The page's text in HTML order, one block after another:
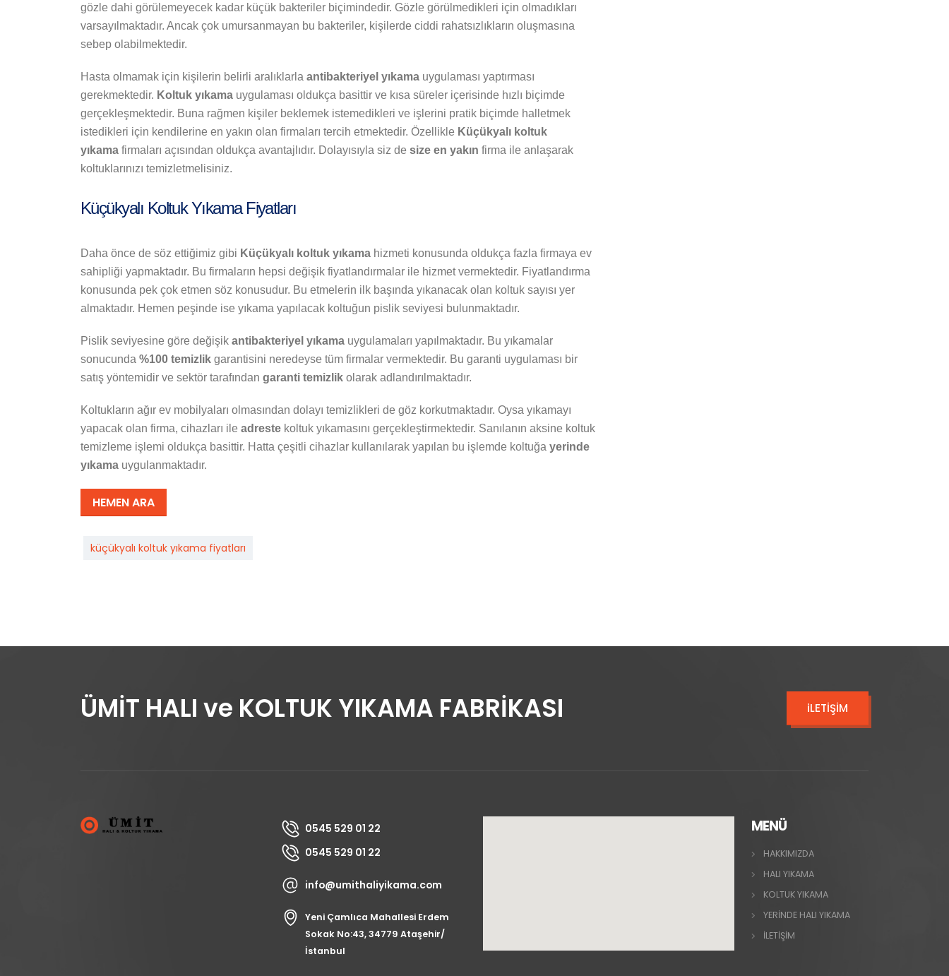
gözle dahi görülemeyecek kadar küçük bakteriler biçimindedir. Gözle görülmedikleri için olmadıkları
varsayılmaktadır. Ancak çok umursanmayan bu bakteriler, kişilerde ciddi rahatsızlıkların oluşmasına
sebep olabilmektedir.
Hasta olmamak için kişilerin belirli aralıklarla antibakteriyel yıkama uygulaması yaptırması
gerekmektedir. Koltuk yıkama uygulaması oldukça basittir ve kısa süreler içerisinde hızlı biçimde
gerçekleşmektedir. Buna rağmen kişiler beklemek istemedikleri ve işlerini pratik biçimde halletmek
istedikleri için kendilerine en yakın olan firmaları tercih etmektedir. Özellikle Küçükyalı koltuk
yıkama firmaları açısından oldukça avantajlıdır. Dolayısıyla siz de size en yakın firma ile anlaşarak
koltuklarınızı temizletmelisiniz.
Küçükyalı Koltuk Yıkama Fiyatları
Daha önce de söz ettiğimiz gibi Küçükyalı koltuk yıkama hizmeti konusunda oldukça fazla firmaya ev
sahipliği yapmaktadır. Bu firmaların hepsi değişik fiyatlandırmalar ile hizmet vermektedir. Fiyatlandırma
konusunda pek çok etmen söz konusudur. Bu etmelerin ilk başında yıkanacak olan koltuk sayısı yer
almaktadır. Hemen peşinde ise yıkama yapılacak koltuğun pislik seviyesi bulunmaktadır.
Pislik seviyesine göre değişik antibakteriyel yıkama uygulamaları yapılmaktadır. Bu yıkamalar
sonucunda %100 temizlik garantisini neredeyse tüm firmalar vermektedir. Bu garanti uygulaması bir
satış yöntemidir ve sektör tarafından garanti temizlik olarak adlandırılmaktadır.
Koltukların ağır ev mobilyaları olmasından dolayı temizlikleri de göz korkutmaktadır. Oysa yıkamayı
yapacak olan firma, cihazları ile adreste koltuk yıkamasını gerçekleştirmektedir. Sanılanın aksine koltuk
temizleme işlemi oldukça basittir. Hatta çeşitli cihazlar kullanılarak yapılan bu işlemde koltuğa yerinde
yıkama uygulanmaktadır.
HEMEN ARA
küçükyalı koltuk yıkama fiyatları
ÜMİT HALI ve KOLTUK YIKAMA FABRİKASI iLETİŞİM
0545 529 01 22
0545 529 01 22
info@umithaliyikama.com
Yeni Çamlıca Mahallesi Erdem
Sokak No:43, 34779 Ataşehir/
İstanbul
MENÜ
HAKKIMIZDA
HALI YIKAMA
KOLTUK YIKAMA
YERİNDE HALI YIKAMA
İLETİŞİM